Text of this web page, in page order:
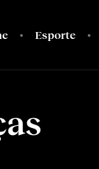
Esporte